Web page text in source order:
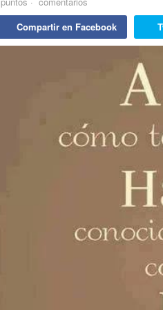
Compartir en Facebook